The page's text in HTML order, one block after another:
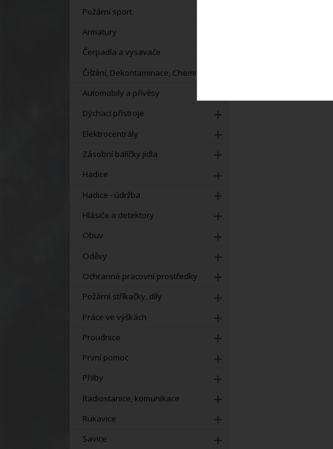
Požární sport
Armatury
Čerpadla a vysavače
Čištění, Dekontaminace, Chemie
Automobily a přívěsy
Dýchací přístroje
Elektrocentrály
Zásobní balíčky jídla
Hadice
Hadice - údržba
Hlásiče a detektory
Obuv
Oděvy
Ochranné pracovní prostředky
Požární stříkačky, díly
Práce ve výškách
Proudnice
První pomoc
Přilby
Radiostanice, komunikace
Rukavice
Savice